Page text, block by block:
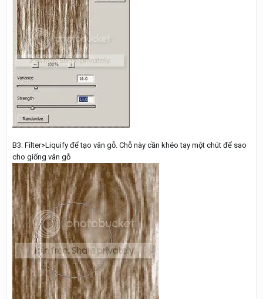
B3: Filter>Liquify để tạo vân gỗ. Chỗ này cần khéo tay một chút để sao
cho giống vân gỗ